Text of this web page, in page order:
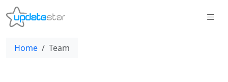
Home Team